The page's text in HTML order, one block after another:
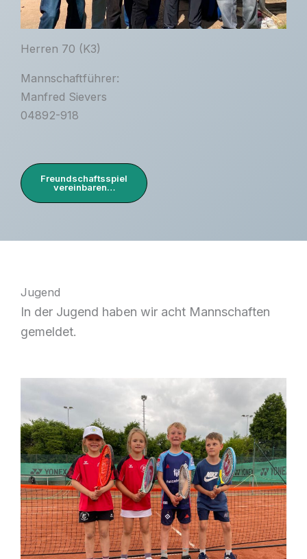
Herren 70 (K3)
Mannschaftführer:
Manfred Sievers
04892-918
Freundschaftsspiel
vereinbaren…
Jugend
In der Jugend haben wir acht Mannschaften
gemeldet.